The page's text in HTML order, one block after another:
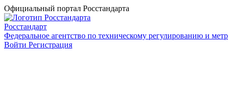
Официальный портал Росстандарта
Росстандарт
Федеральное агентство по техническому регулированию и
Войти Регистрация